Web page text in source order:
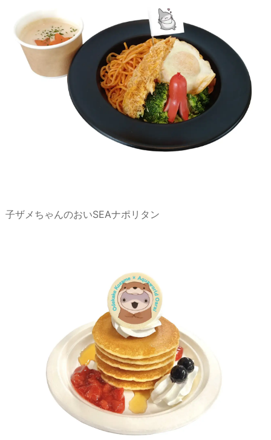
子ザメちゃんのおいSEAナポリタン